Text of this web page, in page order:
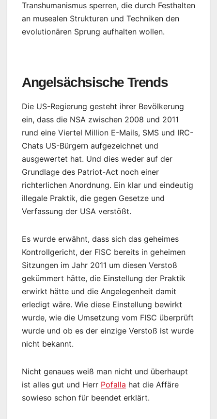
Transhumanismus sperren, die durch Festhalten
an musealen Strukturen und Techniken den
evolutionären Sprung aufhalten wollen.
Angelsächsische Trends
Die US-Regierung gesteht ihrer Bevölkerung
ein, dass die NSA zwischen 2008 und 2011
rund eine Viertel Million E-Mails, SMS und IRC-
Chats US-Bürgern aufgezeichnet und
ausgewertet hat. Und dies weder auf der
Grundlage des Patriot-Act noch einer
richterlichen Anordnung. Ein klar und eindeutig
illegale Praktik, die gegen Gesetze und
Verfassung der USA verstößt.
Es wurde erwähnt, dass sich das geheimes
Kontrollgericht, der FISC bereits in geheimen
Sitzungen im Jahr 2011 um diesen Verstoß
gekümmert hätte, die Einstellung der Praktik
erwirkt hätte und die Angelegenheit damit
erledigt wäre. Wie diese Einstellung bewirkt
wurde, wie die Umsetzung vom FISC überprüft
wurde und ob es der einzige Verstoß ist wurde
nicht bekannt.
Nicht genaues weiß man nicht und überhaupt
ist alles gut und Herr Pofalla hat die Affäre
sowieso schon für beendet erklärt.